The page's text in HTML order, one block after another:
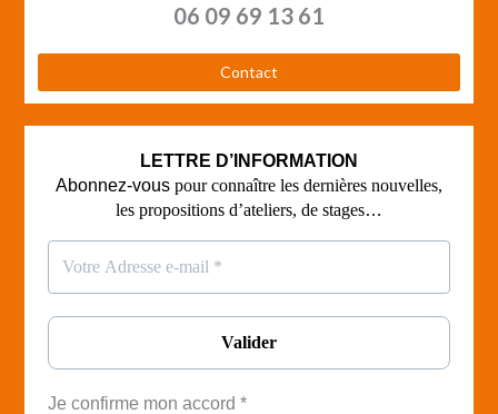
06 09 69 13 61
Contact
LETTRE D’INFORMATION
Abonnez-vous pour connaître les dernières nouvelles,
les propositions d’ateliers, de stages…
Je confirme mon accord*